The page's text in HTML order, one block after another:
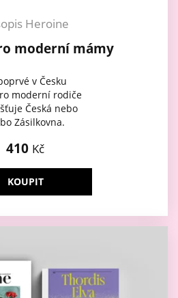
Heroine
moderní mámy
v Česku
moderní rodiče
Česká nebo
Zásilkovna.
410 Kč
KOUPIT